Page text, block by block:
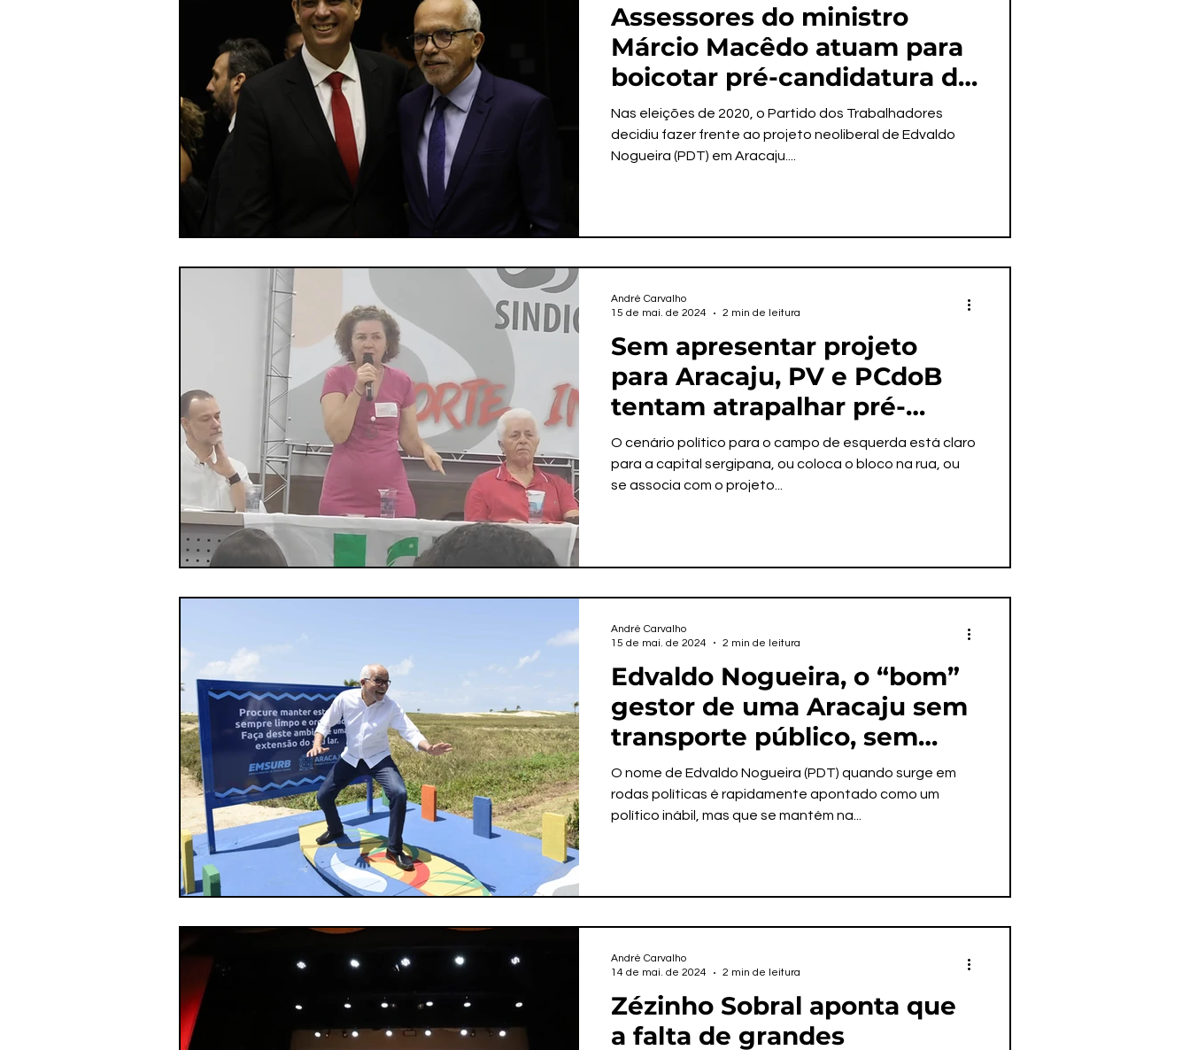
Assessores do ministro
Márcio Macêdo atuam para
boicotar pré-candidatura do
PT em Aracaju
Nas eleições de 2020, o Partido dos Trabalhadores
decidiu fazer frente ao projeto neoliberal de Edvaldo
Nogueira (PDT) em Aracaju....
Sem apresentar projeto
para Aracaju, PV e PCdoB
tentam atrapalhar pré-
candidatura do PT
O cenário político para o campo de esquerda está claro
para a capital sergipana, ou coloca o bloco na rua, ou
se associa com o projeto...
André Carvalho
15 de mai. de 2024
2 min de leitura
Edvaldo Nogueira, o “bom”
gestor de uma Aracaju sem
transporte público, sem
creche e recorrentemente
alagada
O nome de Edvaldo Nogueira (PDT) quando surge em
rodas políticas é rapidamente apontado como um
político inábil, mas que se mantém na...
André Carvalho
15 de mai. de 2024
2 min de leitura
Zézinho Sobral aponta que
a falta de grandes
André Carvalho
14 de mai. de 2024
2 min de leitura